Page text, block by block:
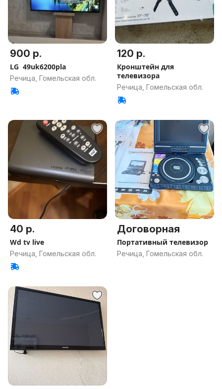
900 р.
LG 49uk6200pla
Речица, Гомельская обл.
120 р.
Кронштейн для
телевизора
Речица, Гомельская обл.
40 р.
Wd tv live
Речица, Гомельская обл.
Договорная
Портативный телевизор
Речица, Гомельская обл.